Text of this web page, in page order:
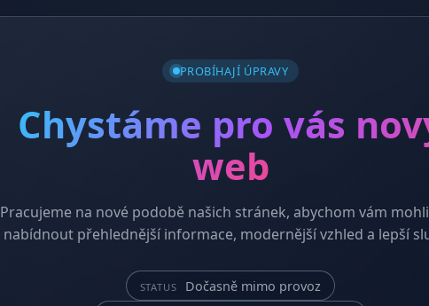
PROBÍHAJÍ ÚPRAVY
Chystáme pro vás
web
Pracujeme na nové podobě našich stránek, abychom vám
nabídnout přehlednější informace, modernější vzhled a lepší
STATUS Dočasně mimo provoz